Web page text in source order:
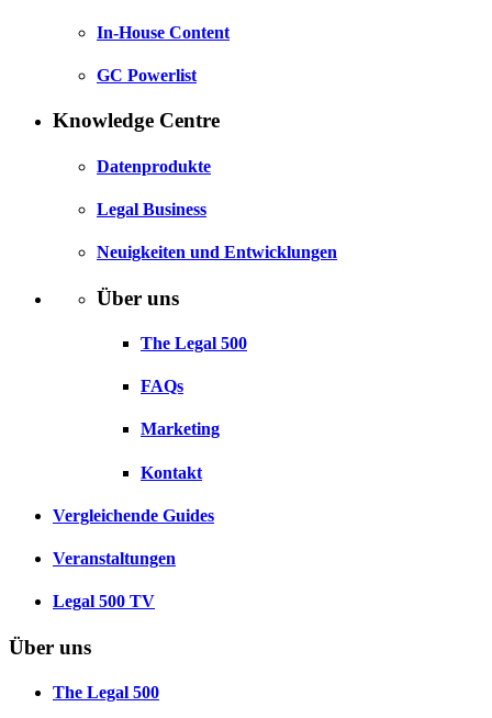
In-House Content
GC Powerlist
Knowledge Centre
Datenprodukte
Legal Business
Neuigkeiten und Entwicklungen
Über uns
The Legal 500
FAQs
Marketing
Kontakt
Vergleichende Guides
Veranstaltungen
Legal 500 TV
Über uns
The Legal 500